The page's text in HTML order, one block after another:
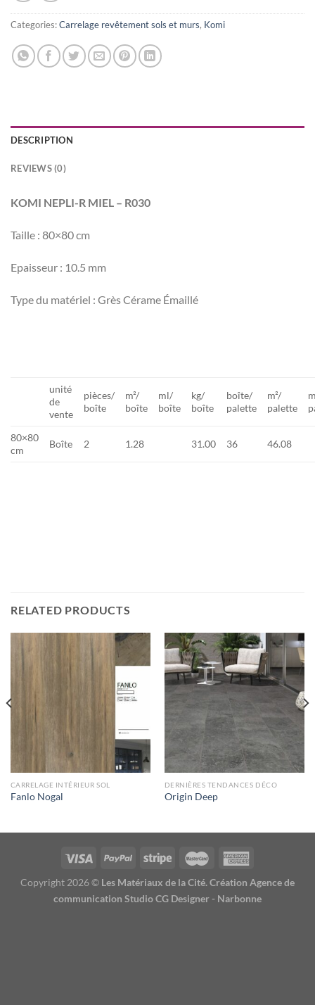
Categories:Carrelage revêtement sols et murs, Komi
DESCRIPTION
REVIEWS (0)
KOMI NEPLI-R MIEL – R030
Taille : 80×80 cm
Epaisseur : 10.5 mm
Type du matériel : Grès Cérame Émaillé
unité
de
vente
pièces/
boîte
m²/
boîte
ml/
boîte
kg/
boîte
boîte/
palette
m²/
palette
80×80
cm
Boîte 2 1.28 31.00 36 46.08
RELATED PRODUCTS
CARRELAGE INTÉRIEUR SOL
Fanlo Nogal
DERNIÈRES TENDANCES DÉCO
Origin Deep
Copyright 2026 © Les Matériaux de la Cité. Création Agence de
communication Studio CG Designer - Narbonne